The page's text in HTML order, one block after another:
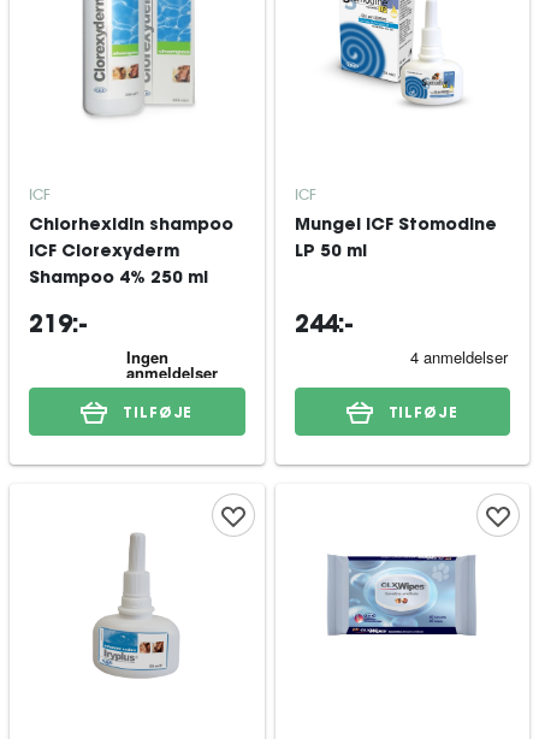
ICF
Chlorhexidin shampoo
ICF Clorexyderm
Shampoo 4% 250 ml
219:-
TILFØJE
ICF
Mungel ICF Stomodine
LP 50 ml
244:-
TILFØJE